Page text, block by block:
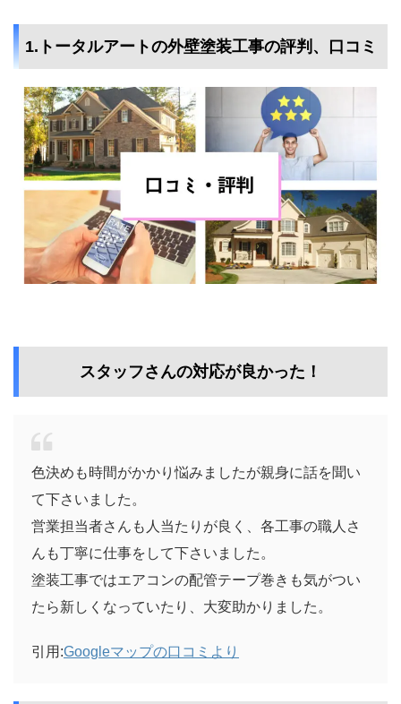
1.トータルアートの外壁塗装工事の評判、口コミ
スタッフさんの対応が良かった！
色決めも時間がかかり悩みましたが親身に話を聞い
て下さいました。
営業担当者さんも人当たりが良く、各工事の職人さ
んも丁寧に仕事をして下さいました。
塗装工事ではエアコンの配管テープ巻きも気がつい
たら新しくなっていたり、大変助かりました。
引用:Googleマップの口コミより